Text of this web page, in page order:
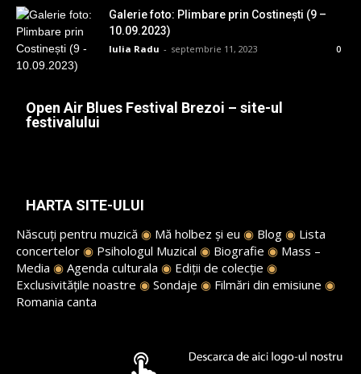
Galerie foto: Plimbare prin Costinești (9 –
10.09.2023)
Iulia Radu - septembrie 11, 2023 0
Open Air Blues Festival Brezoi – site-ul
festivalului
HARTA SITE-ULUI
Născuți pentru muzică ◉ Mă holbez și eu ◉ Blog ◉ Lista
concertelor ◉ Psihologul Muzical ◉ Biografie ◉ Mass –
Media ◉ Agenda culturala ◉ Ediții de colecție ◉
Exclusivitățile noastre ◉ Sondaje ◉ Filmări din emisiune ◉
Romania canta